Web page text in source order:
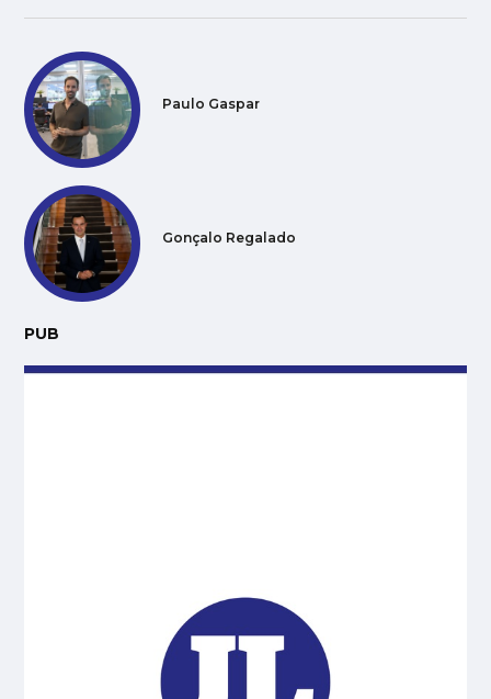
Paulo Gaspar
Gonçalo Regalado
PUB